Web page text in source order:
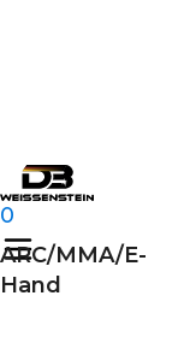
ARC/MMA/E-
Hand
0